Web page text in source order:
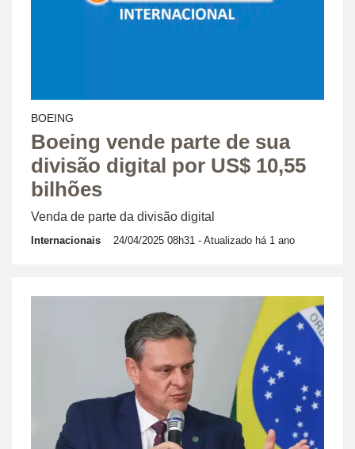
BOEING
Boeing vende parte de sua
divisão digital por US$ 10,55
bilhões
Venda de parte da divisão digital
Internacionais 24/04/2025 08h31 - Atualizado há 1 ano